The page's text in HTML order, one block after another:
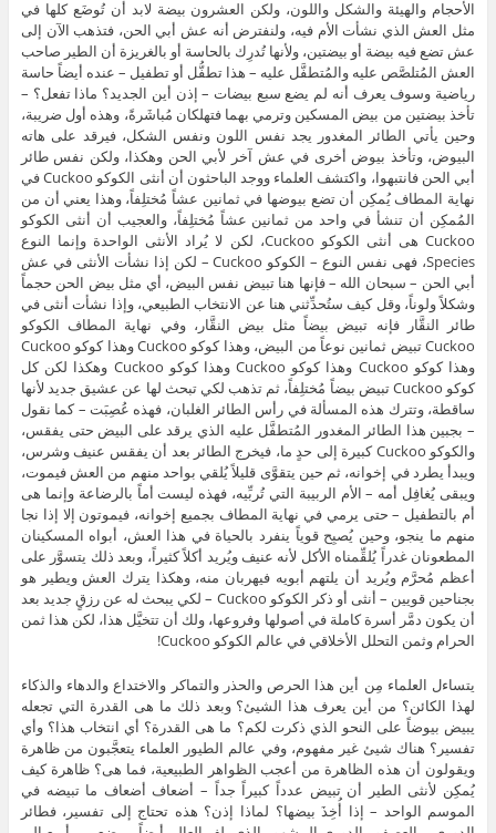
الأحجام والهيئة والشكل واللون، ولكن العشرون بيضة لابد أن تُوضَع كلها في
مثل العش الذي نشأت الأم فيه، ولنفترض أنه عش أبي الحن، فتذهب الآن إلى
عش تضع فيه بيضة أو بيضتين، ولأنها تُدرِك بالحاسة أو بالغريزة أن الطير صاحب
العش المُتلصَّص عليه والمُتطفَّل عليه – هذا تطفُّل أو تطفيل – عنده أيضاً حاسة
رياضية وسوف يعرف أنه لم يضع سبع بيضات – إذن أين الجديد؟ ماذا تفعل؟ –
تأخذ بيضتين من بيض المسكين وترمي بهما فتهلكان مُباشَرةً، وهذه أول ضريبة،
وحين يأتي الطائر المغدور يجد نفس اللون ونفس الشكل، فيرقد على هاته
البيوض، وتأخذ بيوض أخرى في عش آخر لأبي الحن وهكذا، ولكن نفس طائر
أبي الحن فانتبهوا، واكتشف العلماء ووجد الباحثون أن أنثى الكوكو Cuckoo في
نهاية المطاف يُمكِن أن تضع بيوضها في ثمانين عشاً مُختلِفاً، وهذا يعني أن من
المُمكِن أن تنشأ في واحد من ثمانين عشاً مُختلِفاً، والعجيب أن أنثى الكوكو
Cuckoo هى أنثى الكوكو Cuckoo، لكن لا يُراد الأنثى الواحدة وإنما النوع
Species، فهى نفس النوع – الكوكو Cuckoo – لكن إذا نشأت الأنثى في عش
أبي الحن – سبحان الله – فإنها هنا تبيض نفس البيض، أي مثل بيض الحن حجماً
وشكلاً ولوناً، وقل كيف ستُحدِّثني هنا عن الانتخاب الطبيعي، وإذا نشأت أنثى في
طائر النقَّار فإنه تبيض بيضاً مثل بيض النقَّار، وفي نهاية المطاف الكوكو
Cuckoo تبيض ثمانين نوعاً من البيض، وهذا كوكو Cuckoo وهذا كوكو Cuckoo
وهذا كوكو Cuckoo وهذا كوكو Cuckoo وهذا كوكو Cuckoo وهكذا لكن كل
كوكو Cuckoo تبيض بيضاً مُختلِفاً، ثم تذهب لكي تبحث لها عن عشيق جديد لأنها
ساقطة، وتترك هذه المسألة في رأس الطائر الغلبان، فهذه عُصِبَت – كما نقول
– بجبين هذا الطائر المغدور المُتطفَّل عليه الذي يرقد على البيض حتى يفقس،
والكوكو Cuckoo كبيرة إلى حدٍ ما، فيخرج الطائر بعد أن يفقس عنيف وشرس،
ويبدأ يطرد في إخوانه، ثم حين يتقوَّى قليلاً يُلقي بواحد منهم من العش فيموت،
ويبقى يُغافِل أمه – الأم الربيبة التي تُربِّيه، فهذه ليست أماً بالرضاعة وإنما هى
أم بالتطفيل – حتى يرمي في نهاية المطاف بجميع إخوانه، فيموتون إلا إذا نجا
منهم ما ينجو، وحين يُصبِح قوياً ينفرد بالحياة في هذا العش، أبواه المسكينان
المطعونان غدراً يُلقِّمناه الأكل لأنه عنيف ويُريد أكلاً كثيراً، وبعد ذلك يتسوَّر على
أعظم مُحرَّم ويُريد أن يلتهم أبويه فيهربان منه، وهكذا يترك العش ويطير هو
بجناحين قويين – أنثى أو ذكر الكوكو Cuckoo – لكي يبحث له عن رزقٍ جديد بعد
أن يكون دمَّر أسرة كاملة في أصولها وفروعها، ولك أن تتخيَّل هذا، لكن هذا ثمن
الحرام وثمن التحلل الأخلاقي في عالم الكوكو Cuckoo!
يتساءل العلماء مِن أين هذا الحرص والحذر والتماكر والاختداع والدهاء والذكاء
لهذا الكائن؟ من أين يعرف هذا الشيئ؟ وبعد ذلك ما هى القدرة التي تجعله
يبيض بيوضاً على النحو الذي ذكرت لكم؟ ما هى القدرة؟ أي انتخاب هذا؟ وأي
تفسير؟ هناك شيئ غير مفهوم، وفي عالم الطيور العلماء يتعجَّبون من ظاهرة
ويقولون أن هذه الظاهرة من أعجب الظواهر الطبيعية، فما هى؟ ظاهرة كيف
يُمكِن لأنثى الطير أن تبيض عدداً كبيراً جداً – أضعاف أضعاف ما تبيضه في
الموسم الواحد – إذا أُخِذَ بيضها؟ لماذا إذن؟ هذه تحتاج إلى تفسير، فطائر